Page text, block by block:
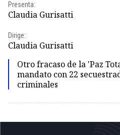
Presenta:
Claudia Gurisatti
Dirige:
Claudia Gurisatti
Otro fracaso de la 'Paz
mandato con 22
criminales
1